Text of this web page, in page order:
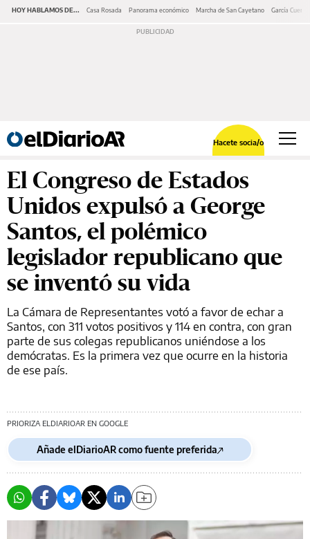
HOY HABLAMOS DE... Casa Rosada Panorama económico Marcha de San Cayetano García Cuerva
Hacete socia/o
El Congreso de Estados
Unidos expulsó a George
Santos, el polémico
legislador republicano que
se inventó su vida
La Cámara de Representantes votó a favor de echar a
Santos, con 311 votos positivos y 114 en contra, con gran
parte de sus colegas republicanos uniéndose a los
demócratas. Es la primera vez que ocurre en la historia
de ese país.
PRIORIZA ELDIARIOAR EN GOOGLE
Añade elDiarioAR como fuente preferida